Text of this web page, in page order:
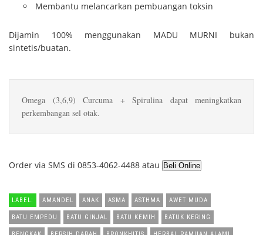
Membantu melancarkan pembuangan toksin
Dijamin 100% menggunakan MADU MURNI bukan
sintetis/buatan.
Omega (3,6,9) Curcuma + Spirulina dapat meningkatkan
perkembangan sel otak.
Order via SMS di 0853-4062-4488 atau
LABEL: AMANDEL ANAK ASMA ASTHMA AWET MUDA
BATU EMPEDU BATU GINJAL BATU KEMIH BATUK KERING